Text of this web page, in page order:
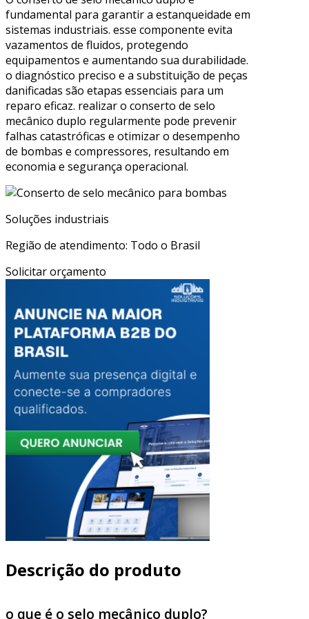
fundamental para garantir a estanqueidade em
sistemas industriais. esse componente evita
vazamentos de fluidos, protegendo
equipamentos e aumentando sua durabilidade.
o diagnóstico preciso e a substituição de peças
danificadas são etapas essenciais para um
reparo eficaz. realizar o conserto de selo
mecânico duplo regularmente pode prevenir
falhas catastróficas e otimizar o desempenho
de bombas e compressores, resultando em
economia e segurança operacional.
Soluções industriais
Região de atendimento: Todo o Brasil
Solicitar orçamento
Descrição do produto
o que é o selo mecânico duplo?